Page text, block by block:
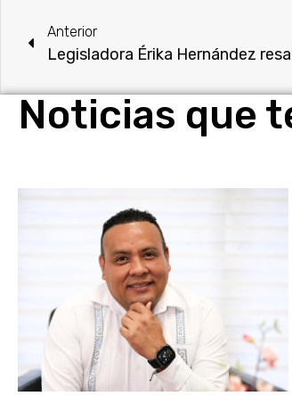
Anterior
Noticias que